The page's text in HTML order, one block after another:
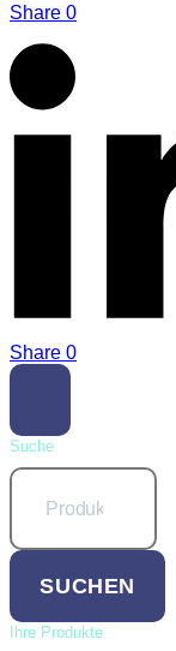
Share 0
Share 0
Suche
Suchen
nach:
SUCHEN
Ihre Produkte